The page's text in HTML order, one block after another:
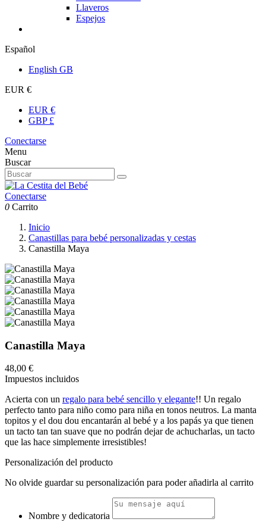
Llaveros
Espejos
Español
English GB
EUR €
EUR €
GBP £
Conectarse
Menu
Buscar
Conectarse
0 Carrito
Inicio
Canastillas para bebé personalizadas y cestas
Canastilla Maya
Canastilla Maya
48,00 €
Impuestos incluidos
Acierta con un regalo para bebé sencillo y elegante!! Un regalo
perfecto tanto para niño como para niña en tonos neutros. La manta
topitos y el dou dou encantarán al bebé y a los papás ya que tienen
un tacto tan tan suave que no podrán dejar de achucharlas, un tacto
que las hace simplemente irresistibles!
Personalización del producto
No olvide guardar su personalización para poder añadirla al carrito
Nombre y dedicatoria